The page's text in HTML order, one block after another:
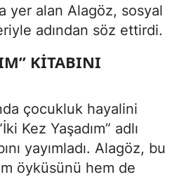
yer alan Alagöz, sosyal
adından söz ettirdi.
KITABINI
çocukluk hayalini
Kez Yaşadım” adlı
yayımladı. Alagöz, bu
öyküsünü hem de